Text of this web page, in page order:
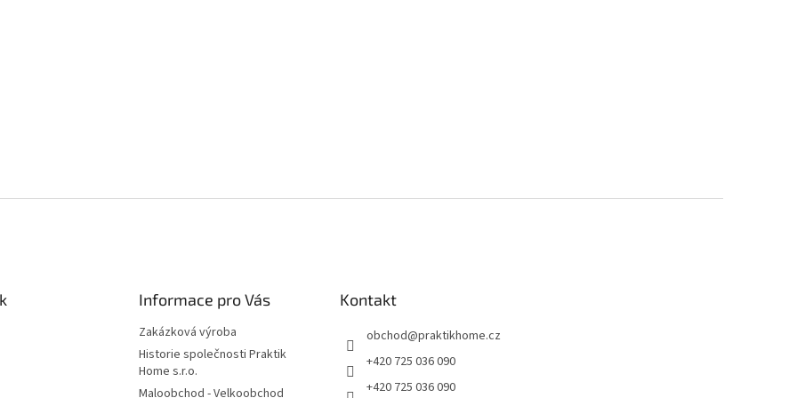
Informace pro Vás
Zakázková výroba
Historie společnosti Praktik
Home s.r.o.
Maloobchod - Velkoobchod
Kontakt
obchod@praktikhome.cz
+420 725 036 090
+420 725 036 090